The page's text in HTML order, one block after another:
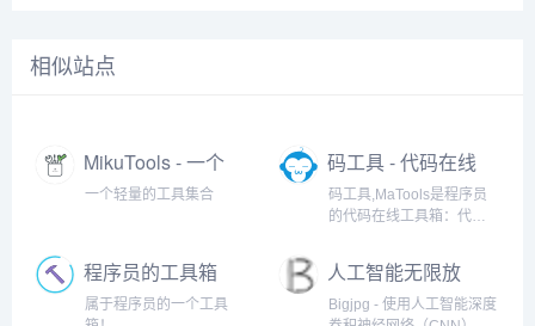
相似站点
MikuTools - 一个
轻量的工具集合
一个轻量的工具集合
码工具 - 代码在线
工具箱
码工具,MaTools是程序员
的代码在线工具箱：代码
密解密、时间戳、二维
码、在线API、Crontab、
正则表达式,还有js/h5/css3
程序员的工具箱
属于程序员的一个工具
人工智能无限放
大
Bigjpg - 使用人工智能深度